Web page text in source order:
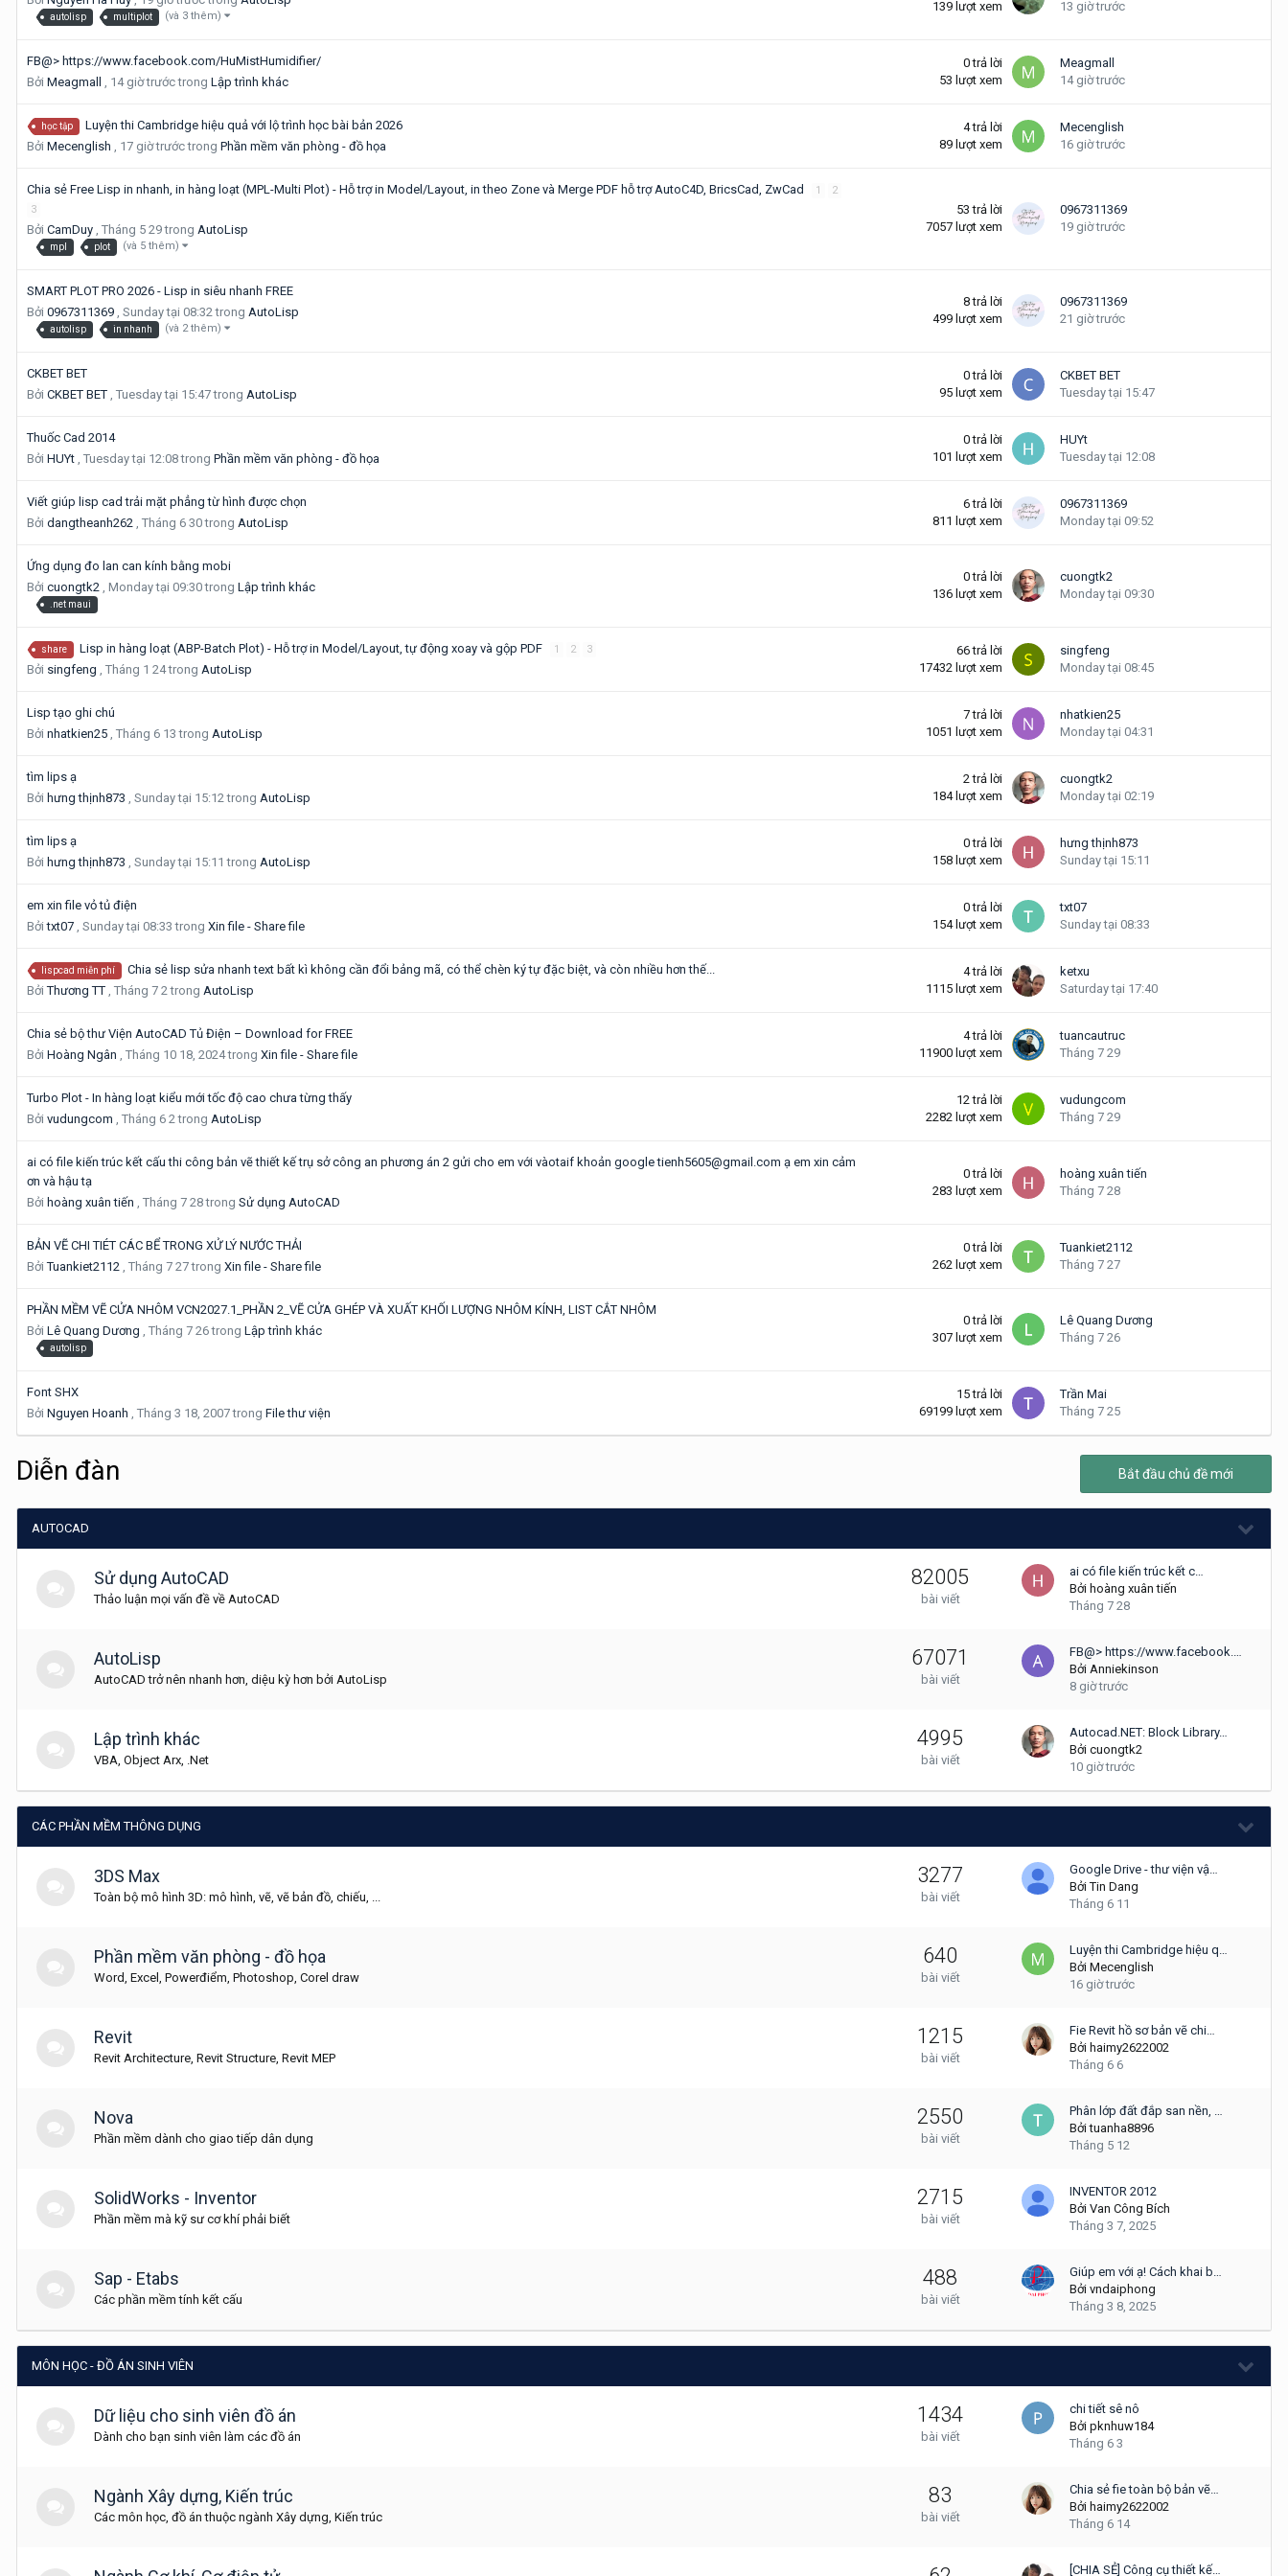
autolisp multiplot (và 3 thêm)
139 lượt xem 13 giờ trước
FB@> https://www.facebook.com/HuMistHumidifier/
Bởi Meagmall , 14 giờ trướctrong Lập trình khác
0 trả lời
53 lượt xem
Meagmall
14 giờ trước
học tập
Luyện thi Cambridge hiệu quả với lộ trình học bài bản 2026
Bởi Mecenglish , 17 giờ trướctrong Phần mềm văn phòng - đồ họa
4 trả lời
89 lượt xem
Mecenglish
16 giờ trước
Chia sẻ Free Lisp in nhanh, in hàng loạt (MPL-Multi Plot) - Hỗ trợ in Model/Layout, in theo Zone và Merge PDF hỗ trợ AutoC4D, BricsCad, ZwCad 1
2
3
Bởi CamDuy , Tháng 5 29trong AutoLisp
mpl plot (và 5 thêm)
53 trả lời
7057 lượt xem
0967311369
19 giờ trước
SMART PLOT PRO 2026 - Lisp in siêu nhanh FREE
Bởi 0967311369 , Sunday tại 08:32trong AutoLisp
autolisp in nhanh (và 2 thêm)
8 trả lời
499 lượt xem
0967311369
21 giờ trước
CKBET BET
Bởi CKBET BET , Tuesday tại 15:47trong AutoLisp
0 trả lời
95 lượt xem
CKBET BET
Tuesday tại 15:47
Thuốc Cad 2014
Bởi HUYt , Tuesday tại 12:08trong Phần mềm văn phòng - đồ họa
0 trả lời
101 lượt xem
HUYt
Tuesday tại 12:08
Viết giúp lisp cad trải mặt phẳng từ hình được chọn
Bởi dangtheanh262 , Tháng 6 30trong AutoLisp
6 trả lời
811 lượt xem
0967311369
Monday tại 09:52
Ứng dụng đo lan can kính bằng mobi
Bởi cuongtk2 , Monday tại 09:30trong Lập trình khác
.net maui
0 trả lời
136 lượt xem
cuongtk2
Monday tại 09:30
share Lisp in hàng loạt (ABP-Batch Plot) - Hỗ trợ in Model/Layout, tự động xoay và gộp PDF 1 2 3
Bởi singfeng , Tháng 1 24trong AutoLisp
66 trả lời
17432 lượt xem
singfeng
Monday tại 08:45
Lisp tạo ghi chú
Bởi nhatkien25 , Tháng 6 13 trong AutoLisp
7 trả lời
1051 lượt xem
nhatkien25
Monday tại 04:31
tìm lips ạ
Bởi hưng thịnh873 , Sunday tại 15:12trong AutoLisp
2 trả lời
184 lượt xem
cuongtk2
Monday tại 02:19
tìm lips ạ
Bởi hưng thịnh873 , Sunday tại 15:11trong AutoLisp
0 trả lời
158 lượt xem
hưng thịnh873
Sunday tại 15:11
em xin file vỏ tủ điện
Bởitxt07 , Sunday tại 08:33trong Xin file - Share file
0 trả lời
154 lượt xem
txt07
Sunday tại 08:33
lispcad miễn phí
Chia sẻ lisp sửa nhanh text bất kì không cần đổi bảng mã, có thể chèn ký tự đặc biệt, và còn nhiều hơn thế...
BởiThương TT , Tháng 7 2trong AutoLisp
4 trả lời
1115 lượt xem
ketxu
Saturday tại 17:40
Chia sẻ bộ thư Viện AutoCAD Tủ Điện – Download for FREE
Bởi Hoàng Ngân , Tháng 10 18, 2024trong Xin file - Share file
4 trả lời
11900 lượt xem
tuancautruc
Tháng 7 29
Turbo Plot - In hàng loạt kiểu mới tốc độ cao chưa từng thấy
Bởi vudungcom , Tháng 6 2trong AutoLisp
12 trả lời
2282 lượt xem
vudungcom
Tháng 7 29
ai có file kiến trúc kết cấu thi công bản vẽ thiết kế trụ sở công an phương án 2 gửi cho em với vàotaif khoản google tienh5605@gmail.com ạ em xin cảm
ơn và hậu tạ
Bởi hoàng xuân tiến , Tháng 7 28trong Sử dụng AutoCAD
0 trả lời
283 lượt xem
hoàng xuân tiến
Tháng 7 28
BẢN VẼ CHI TIÉT CÁC BỂ TRONG XỬ LÝ NƯỚC THẢI
BởiTuankiet2112 , Tháng 7 27trong Xin file - Share file
0 trả lời
262 lượt xem
Tuankiet2112
Tháng 7 27
PHẦN MỀM VẼ CỬA NHÔM VCN2027.1_PHẦN 2_VẼ CỬA GHÉP VÀ XUẤT KHỐI LƯỢNG NHÔM KÍNH, LIST CẮT NHÔM
Bởi Lê Quang Dương , Tháng 7 26trong Lập trình khác
autolisp
0 trả lời
307 lượt xem
Lê Quang Dương
Tháng 7 26
Font SHX
Bởi Nguyen Hoanh , Tháng 3 18, 2007trong File thư viện
15 trả lời
69199 lượt xem
Trần Mai
Tháng 7 25
Bắt đầu chủ đề mới
Diễn đàn
AUTOCAD
Sử dụng AutoCAD
Thảo luận mọi vấn đề về AutoCAD
82005
bài viết
ai có file kiến trúc kết c…
Bởi hoàng xuân tiến
Tháng 7 28
AutoLisp
AutoCAD trở nên nhanh hơn, diệu kỳ hơn bởi AutoLisp
67071
bài viết
FB@> https://www.facebook.…
Bởi Anniekinson
8 giờ trước
Lập trình khác
VBA, Object Arx, .Net
4995
bài viết
Autocad.NET: Block Library…
Bởi cuongtk2
10 giờ trước
CÁC PHẦN MỀM THÔNG DỤNG
3DS Max
Toàn bộ mô hình 3D: mô hình, vẽ, vẽ bản đồ, chiếu, ...
3277
bài viết
Google Drive - thư viện vậ…
BởiTin Dang
Tháng 6 11
Phần mềm văn phòng - đồ họa
Word, Excel, Powerđiểm, Photoshop, Corel draw
640
bài viết
Luyện thi Cambridge hiệu q…
Bởi Mecenglish
16 giờ trước
Revit
Revit Architecture, Revit Structure, Revit MEP
1215
bài viết
Fie Revit hồ sơ bản vẽ chi…
Bởi haimy2622002
Tháng 6 6
Nova
Phần mềm dành cho giao tiếp dân dụng
2550
bài viết
Phân lớp đất đắp san nền, …
Bởituanha8896
Tháng 5 12
SolidWorks - Inventor
Phần mềm mà kỹ sư cơ khí phải biết
2715
bài viết
INVENTOR 2012
Bởi Van Công Bích
Tháng 3 7, 2025
Sap - Etabs
Các phần mềm tính kết cấu
488
bài viết
Giúp em với ạ! Cách khai b…
Bởi vndaiphong
Tháng 3 8, 2025
MÔN HỌC - ĐỒ ÁN SINH VIÊN
Dữ liệu cho sinh viên đồ án
Dành cho bạn sinh viên làm các đồ án
1434
bài viết
chi tiết sê nô
Bởi pknhuw184
Tháng 6 3
Ngành Xây dựng, Kiến trúc
Các môn học, đồ án thuộc ngành Xây dựng, Kiến trúc
83
bài viết
Chia sẻ fie toàn bộ bản vẽ…
Bởi haimy2622002
Tháng 6 14
[CHIA SẺ] Công cụ thiết kế…